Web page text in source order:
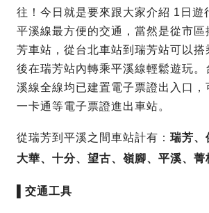
往！今日就是要來跟大家介紹 1日遊
平溪線最方便的交通，當然是從市區
芳車站，從台北車站到瑞芳站可以搭
後在瑞芳站內轉乘平溪線輕鬆遊玩。
溪線全線均已建置電子票證出入口，
一卡通等電子票證進出車站。
從瑞芳到平溪之間車站計有： 瑞芳、
大華、十分、望古、嶺腳、平溪、菁
交通工具